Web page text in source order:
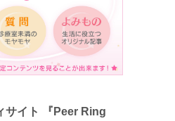
サイト 『Peer Ring